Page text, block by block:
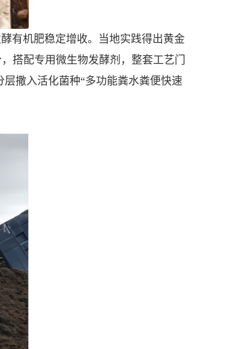
有机肥稳定增收。当地实践得出黄金
搭配专用微生物发酵剂，整套工艺门
撒入活化菌种“多功能粪水粪便快速